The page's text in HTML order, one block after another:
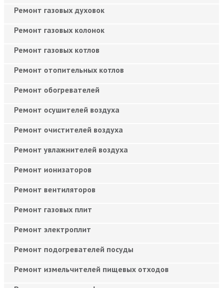
Ремонт газовых духовок
Ремонт газовых колонок
Ремонт газовых котлов
Ремонт отопительных котлов
Ремонт обогревателей
Ремонт осушителей воздуха
Ремонт очистителей воздуха
Ремонт увлажнителей воздуха
Ремонт ионизаторов
Ремонт вентиляторов
Ремонт газовых плит
Ремонт электроплит
Ремонт подогревателей посуды
Ремонт измельчителей пищевых отходов